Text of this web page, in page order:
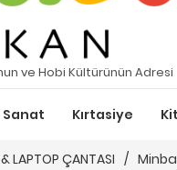
ve Hobi Kültürünün Adresi
Sanat Kırtasiye
LAPTOP ÇANTASI /